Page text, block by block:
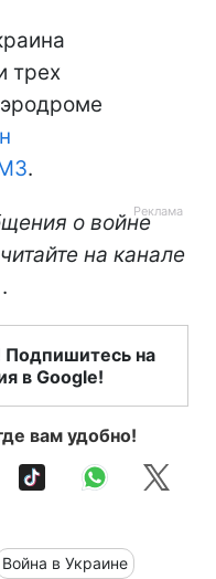
трех
.
о войне
на канале
.
Подпишитесь на
в Google!
вам удобно!
Война в Украине